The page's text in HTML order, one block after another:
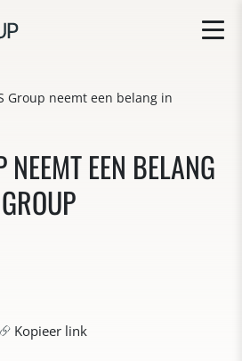
Group neemt een belang in
NEEMT EEN BELANG
Kopieer link